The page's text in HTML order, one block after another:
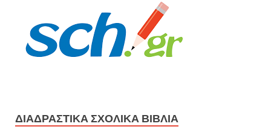
ΔΙΑΔΡΑΣΤΙΚΆ ΣΧΟΛΙΚΆ ΒΙΒΛΊΑ